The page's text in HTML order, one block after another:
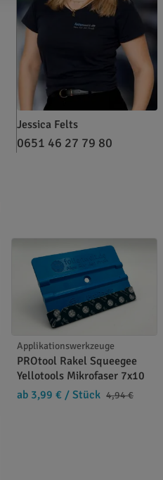
Jessica Felts
0651 46 27 79 80
Applikationswerkzeuge
PROtool Rakel Squeegee
Yellotools Mikrofaser 7x10
ab 3,99 € / Stück 4,94 €